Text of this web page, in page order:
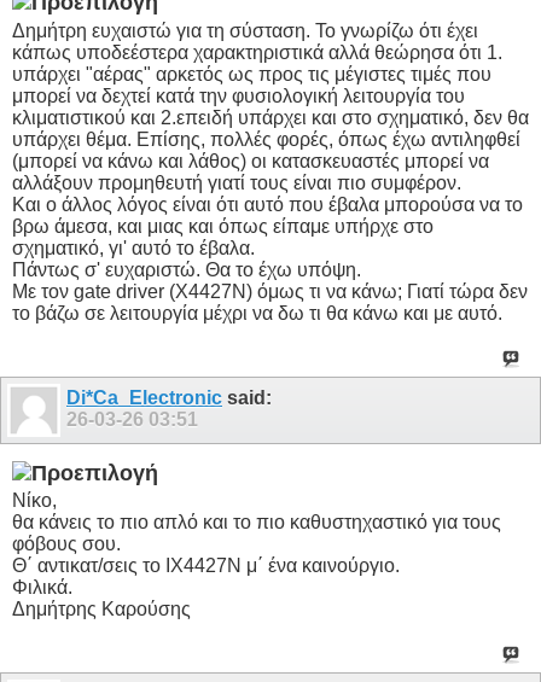
Δημήτρη ευχαιστώ για τη σύσταση. Το γνωρίζω ότι έχει
κάπως υποδεέστερα χαρακτηριστικά αλλά θεώρησα ότι 1.
υπάρχει "αέρας" αρκετός ως προς τις μέγιστες τιμές που
μπορεί να δεχτεί κατά την φυσιολογική λειτουργία του
κλιματιστικού και 2.επειδή υπάρχει και στο σχηματικό, δεν θα
υπάρχει θέμα. Επίσης, πολλές φορές, όπως έχω αντιληφθεί
(μπορεί να κάνω και λάθος) οι κατασκευαστές μπορεί να
αλλάξουν προμηθευτή γιατί τους είναι πιο συμφέρον.
Και ο άλλος λόγος είναι ότι αυτό που έβαλα μπορούσα να το
βρω άμεσα, και μιας και όπως είπαμε υπήρχε στο
σχηματικό, γι' αυτό το έβαλα.
Πάντως σ' ευχαριστώ. Θα το έχω υπόψη.
Με τον gate driver (X4427N) όμως τι να κάνω; Γιατί τώρα δεν
το βάζω σε λειτουργία μέχρι να δω τι θα κάνω και με αυτό.
Di*Ca_Electronic said:
26-03-26 03:51
Νίκο,
θα κάνεις το πιο απλό και το πιο καθυστηχαστικό για τους
φόβους σου.
Θ΄ αντικατ/σεις το IX4427N μ΄ ένα καινούργιο.
Φιλικά.
Δημήτρης Καρούσης